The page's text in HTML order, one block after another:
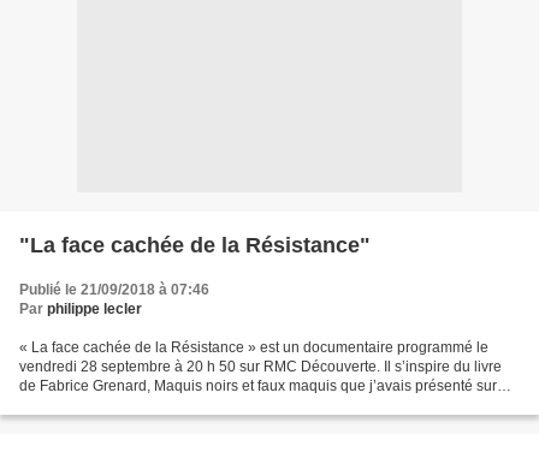
"La face cachée de la Résistance"
Publié le 21/09/2018 à 07:46
Par philippe lecler
« La face cachée de la Résistance » est un documentaire programmé le
vendredi 28 septembre à 20 h 50 sur RMC Découverte. Il s’inspire du livre
de Fabrice Grenard, Maquis noirs et faux maquis que j’avais présenté sur